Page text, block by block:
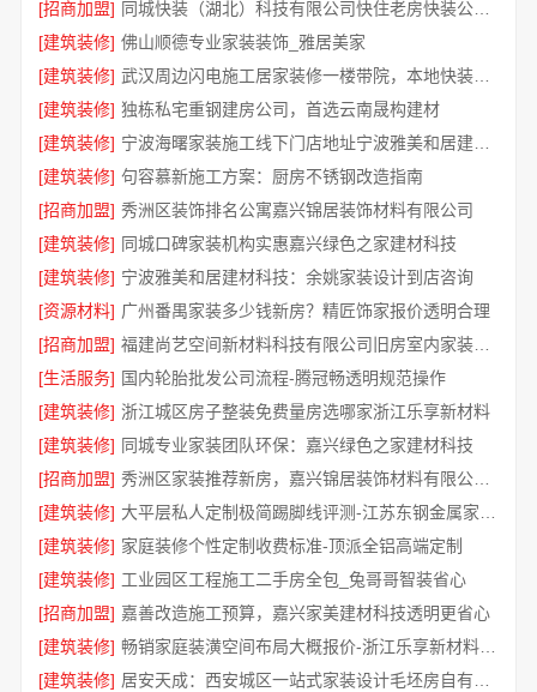
[招商加盟]
同城快装（湖北）科技有限公司快住老房快装公司工期保障靠谱吗
[建筑装修] 佛山顺德专业家装装饰_雅居美家
[建筑装修]
武汉周边闪电施工居家装修一楼带院，本地快装（湖北）科技
[建筑装修] 独栋私宅重钢建房公司，首选云南晟构建材
[建筑装修]
宁波海曙家装施工线下门店地址宁波雅美和居建材科技有限公司
[建筑装修] 句容慕新施工方案：厨房不锈钢改造指南
[招商加盟] 秀洲区装饰排名公寓嘉兴锦居装饰材料有限公司
[建筑装修] 同城口碑家装机构实惠嘉兴绿色之家建材科技
[建筑装修] 宁波雅美和居建材科技：余姚家装设计到店咨询
[资源材料] 广州番禺家装多少钱新房？精匠饰家报价透明合理
[招商加盟]
福建尚艺空间新材料科技有限公司旧房室内家装自有工厂整体落地
[生活服务] 国内轮胎批发公司流程-腾冠畅透明规范操作
[建筑装修] 浙江城区房子整装免费量房选哪家浙江乐享新材料
[建筑装修] 同城专业家装团队环保：嘉兴绿色之家建材科技
[招商加盟]
秀洲区家装推荐新房，嘉兴锦居装饰材料有限公司务实经营口碑好
[建筑装修]
[建筑装修] 家庭装修个性定制收费标准-顶派全铝高端定制
[建筑装修] 工业园区工程施工二手房全包_兔哥哥智装省心
[招商加盟] 嘉善改造施工预算，嘉兴家美建材科技透明更省心
[建筑装修]
畅销家庭装潢空间布局大概报价-浙江乐享新材料有限公司
[建筑装修]